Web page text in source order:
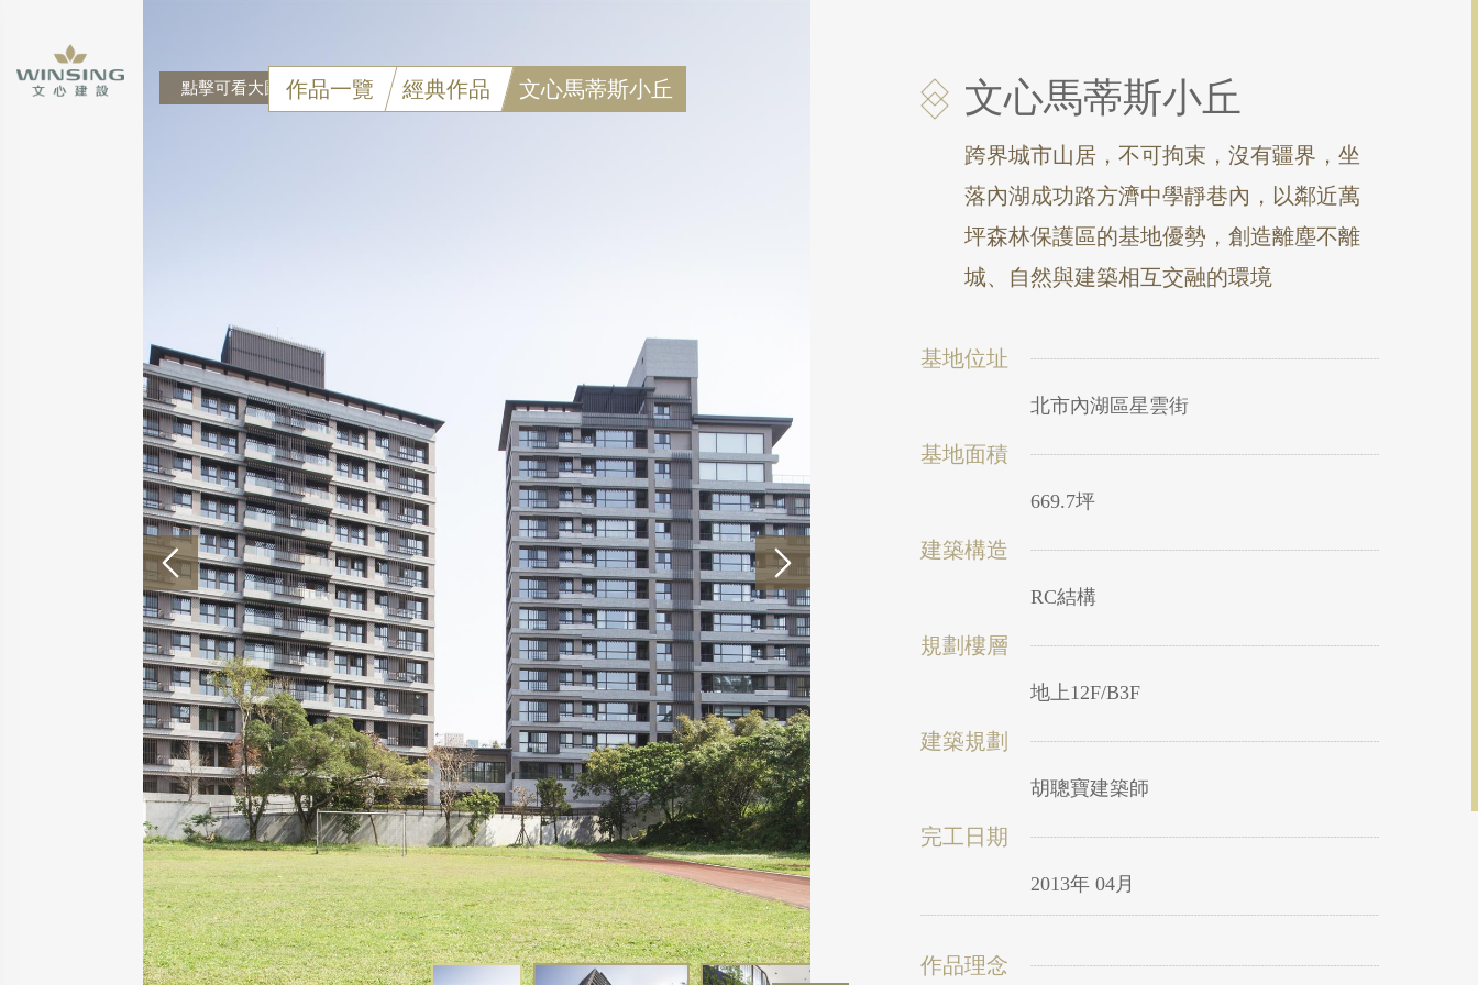
點擊可看大圖 作品一覽 經典作品 文心馬蒂斯小丘 文心馬蒂斯小丘
跨界城市山居，不可拘束，沒有疆界，坐
落內湖成功路方濟中學靜巷內，以鄰近萬
坪森林保護區的基地優勢，創造離塵不離
城、自然與建築相互交融的環境
基地位址
北市內湖區星雲街
基地面積
669.7坪
建築構造
RC結構
規劃樓層
地上12F/B3F
建築規劃
胡聰寶建築師
完工日期
2013年 04月
作品理念